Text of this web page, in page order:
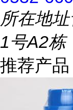
所在地址
1号A2栋
推荐产品